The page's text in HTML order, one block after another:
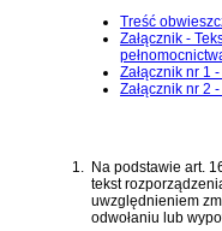
Treść
Załącznik -
Załącznik nr 1
Załącznik nr 2
1. Na podstawie art.
tekst
uwzględnieniem
odwołaniu lub